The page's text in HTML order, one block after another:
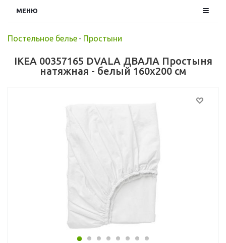
МЕНЮ
Постельное белье - Простыни
IKEA 00357165 DVALA ДВАЛА Простыня
натяжная - белый 160x200 см